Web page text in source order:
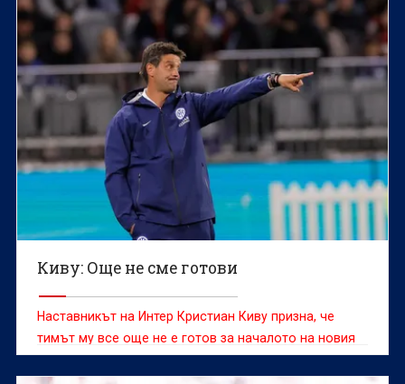
Киву: Още не сме готови
Наставникът на Интер Кристиан Киву призна, че
тимът му все още не е готов за началото на новия
сезон въпреки днешната победа с 2:1 в контролата